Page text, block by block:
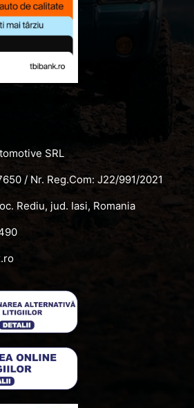
SRL
/ Nr. Reg.Com: J22/991/2021
Rediu, jud. Iasi, Romania